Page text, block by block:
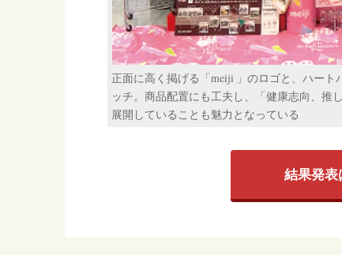
正面に高く掲げる「meiji 」のロゴと、ハー
ッチ。商品配置にも工夫し、「健康志向、推
展開していることも魅力となっている
結果発表